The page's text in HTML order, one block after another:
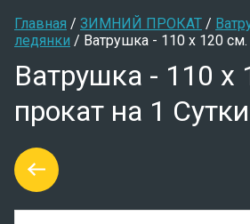
Главная / ЗИМНИЙ ПРОКАТ /
ледянки / Ватрушка - 110 х 120 см.
Ватрушка - 110 х
прокат на 1 Сутки